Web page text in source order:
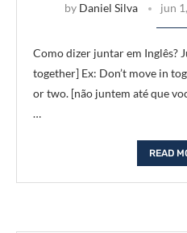
by Daniel Silva jun
Como dizer juntar em Inglês?
together] Ex: Don’t move in
or two. [não juntem até que
…
READ